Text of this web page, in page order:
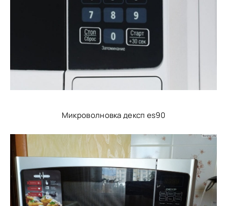
Микроволновка дексп es90